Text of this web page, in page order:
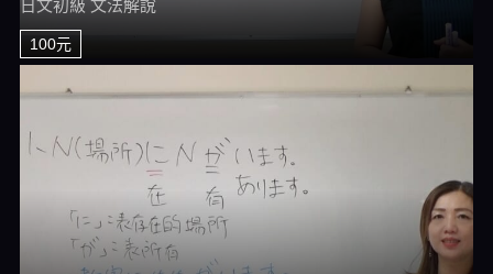
日文初級 文法解說
100元